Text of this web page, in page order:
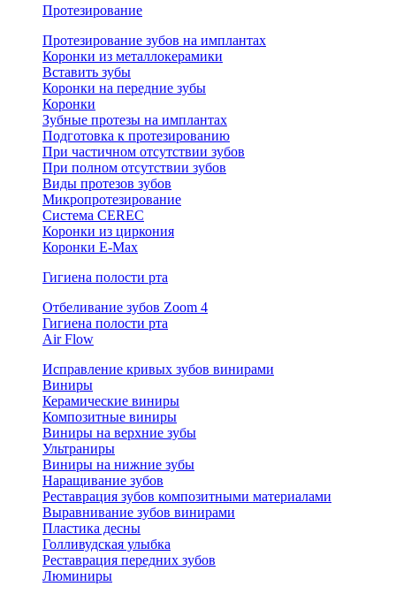
Протезирование
Протезирование зубов на имплантах
Коронки из металлокерамики
Вставить зубы
Коронки на передние зубы
Коронки
Зубные протезы на имплантах
Подготовка к протезированию
При частичном отсутствии зубов
При полном отсутствии зубов
Виды протезов зубов
Микропротезирование
Система CEREC
Коронки из циркония
Коронки E-Max
Гигиена полости рта
Отбеливание зубов Zoom 4
Гигиена полости рта
Air Flow
Исправление кривых зубов винирами
Виниры
Керамические виниры
Композитные виниры
Виниры на верхние зубы
Ультраниры
Виниры на нижние зубы
Наращивание зубов
Реставрация зубов композитными материалами
Выравнивание зубов винирами
Пластика десны
Голливудская улыбка
Реставрация передних зубов
Люминиры